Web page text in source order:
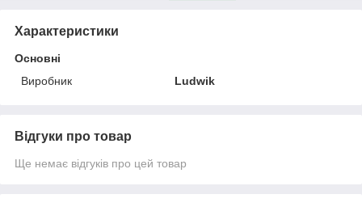
Характеристики
Основні
Виробник
Ludwik
Відгуки про товар
Ще немає відгуків про цей товар